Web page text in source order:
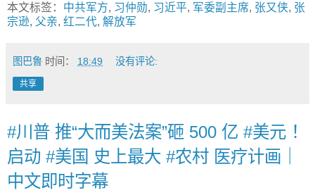
本文标签： 中共军方, 习仲勋, 习近平, 军委副主席, 张又侠, 张
宗逊, 父亲, 红二代, 解放军
图巴鲁 时间： 18:49 没有评论:
共享
#川普 推“大而美法案”砸 500 亿 #美元 ！
启动 #美国 史上最大 #农村 医疗计画｜
中文即时字幕